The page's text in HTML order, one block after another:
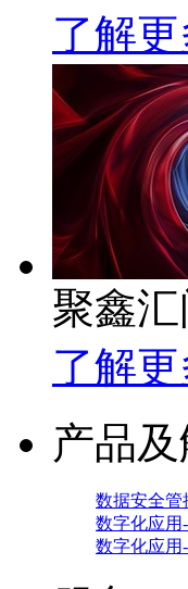
了解更
聚鑫
了解更
产品
数据安全管
数字化应用
数字化应用